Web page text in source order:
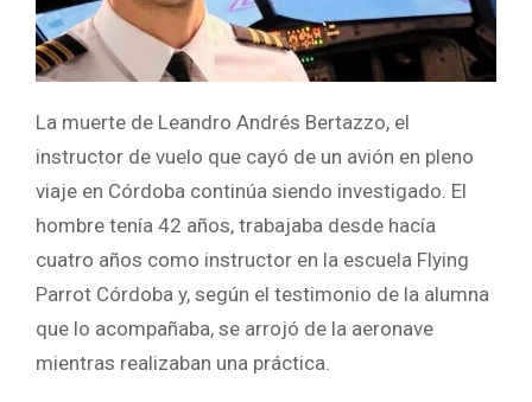
La muerte de Leandro Andrés Bertazzo, el
instructor de vuelo que cayó de un avión en pleno
viaje en Córdoba continúa siendo investigado. El
hombre tenía 42 años, trabajaba desde hacía
cuatro años como instructor en la escuela Flying
Parrot Córdoba y, según el testimonio de la alumna
que lo acompañaba, se arrojó de la aeronave
mientras realizaban una práctica.